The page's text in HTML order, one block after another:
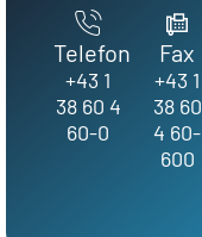
Telefon
+43 1
38 60 4
60-0
Fax
+43 1
38 60
4 60-
600